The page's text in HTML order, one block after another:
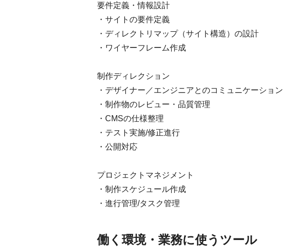
要件定義・情報設計
・サイトの要件定義
・ディレクトリマップ（サイト構造）の設計
・ワイヤーフレーム作成
制作ディレクション
・デザイナー／エンジニアとのコミュニケーション
・制作物のレビュー・品質管理
・CMSの仕様整理
・テスト実施/修正進行
・公開対応
プロジェクトマネジメント
・制作スケジュール作成
・進行管理/タスク管理
働く環境・業務に使うツール